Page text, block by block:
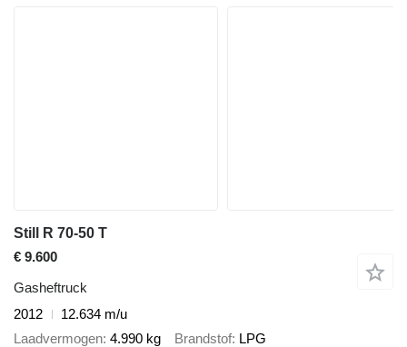
Still R 70-50 T
€ 9.600
Gasheftruck
2012
12.634 m/u
Laadvermogen 4.990 kg Brandstof LPG